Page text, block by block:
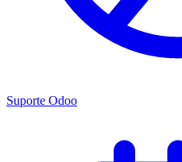
Suporte Odoo